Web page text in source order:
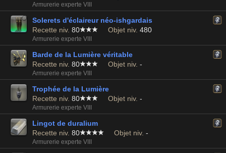
Armurerie experte VIII
Solerets d'éclaireur néo-ishgardais
Recette niv. 80 Objet niv. 480
Armurerie experte VIII
Barde de la Lumière véritable
Recette niv. 80 Objet niv. -
Armurerie experte VIII
Trophée de la Lumière
Recette niv. 80 Objet niv. -
Armurerie experte VIII
Lingot de duralium
Recette niv. 80 Objet niv. -
Armurerie experte VIII